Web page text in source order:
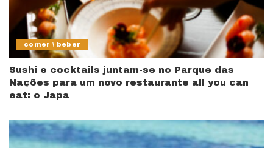
comer \ beber
Sushi e cocktails juntam-se no Parque das
Nações para um novo restaurante all you can
eat: o Japa